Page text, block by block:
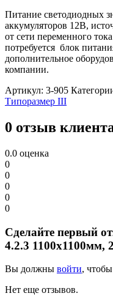
Питание светодиодных
аккумуляторов 12В,
от сети переменного
потребуется блок
дополнительное
компании.
Артикул: 3-905
Типоразмер III
0 отзыв
0.0 оценка
0
0
0
0
0
Сделайте первый
4.2.3 1100х1100мм,
Вы должны войти,
Нет еще отзывов.